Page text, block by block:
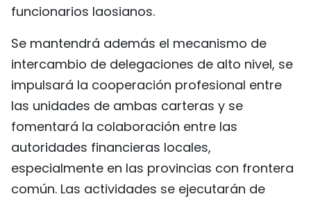
funcionarios laosianos.
Se mantendrá además el mecanismo de
intercambio de delegaciones de alto nivel, se
impulsará la cooperación profesional entre
las unidades de ambas carteras y se
fomentará la colaboración entre las
autoridades financieras locales,
especialmente en las provincias con frontera
común. Las actividades se ejecutarán de